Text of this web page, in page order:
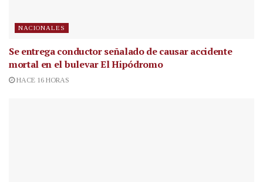
NACIONALES
Se entrega conductor señalado de causar accidente
mortal en el bulevar El Hipódromo
HACE 16 HORAS